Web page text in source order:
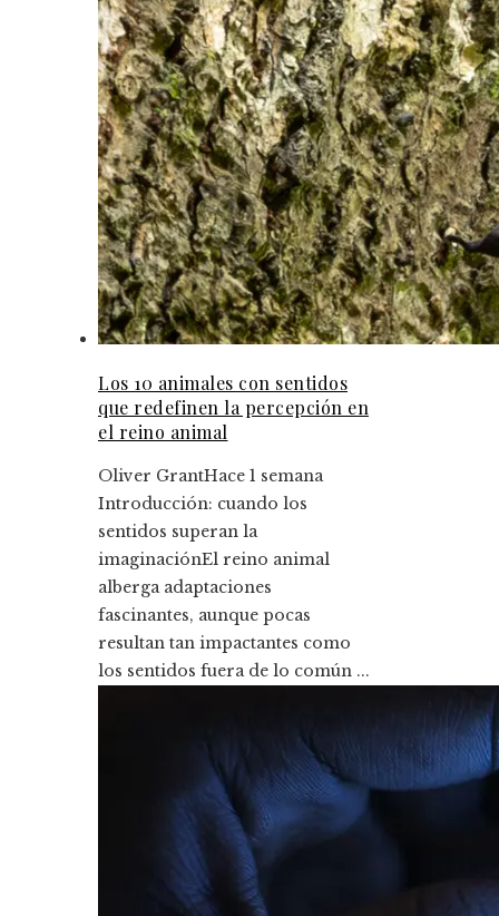
Los 10 animales con sentidos
que redefinen la percepción en
el reino animal
Oliver GrantHace 1 semana
Introducción: cuando los
sentidos superan la
imaginaciónEl reino animal
alberga adaptaciones
fascinantes, aunque pocas
resultan tan impactantes como
los sentidos fuera de lo común ...